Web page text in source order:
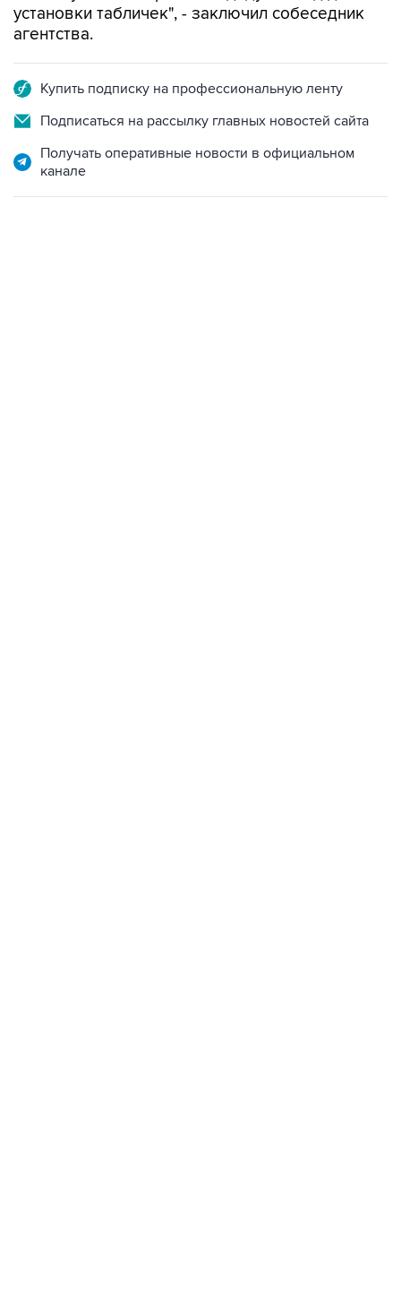
установки табличек", - заключил собеседник
агентства.
Купить подписку на профессиональную ленту
Подписаться на рассылку главных новостей сайта
Получать оперативные новости в официальном
канале